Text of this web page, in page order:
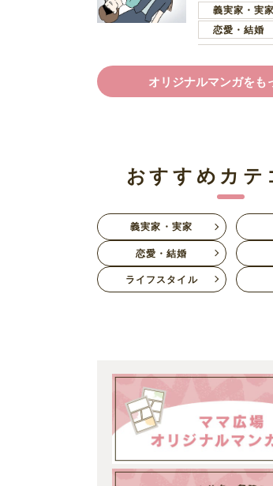
ます夫
義実家・実家
恋愛・結婚
オリジナルマンガをも
おすすめカテ
義実家・実家
恋愛・結婚
ライフスタイル